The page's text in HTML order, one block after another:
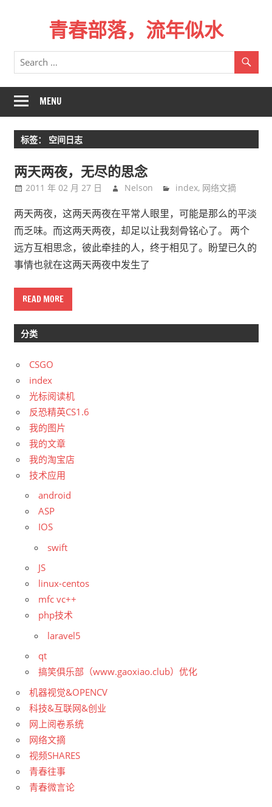
青春部落，流年似水
青
春
一
场
远
行，
记
不
起
来
时
的
路。
MENU
标签： 空间日志
两天两夜，无尽的思念
2011 年 02 月 27 日 Nelson index, 网络文摘
两天两夜，这两天两夜在平常人眼里，可能是那么的平淡
而乏味。而这两天两夜，却足以让我刻骨铭心了。 两个
远方互相思念，彼此牵挂的人，终于相见了。盼望已久的
事情也就在这两天两夜中发生了
READ MORE
分类
CSGO
index
光标阅读机
反恐精英CS1.6
我的图片
我的文章
我的淘宝店
技术应用
android
ASP
IOS
swift
JS
linux-centos
mfc vc++
php技术
laravel5
qt
搞笑俱乐部（www.gaoxiao.club）优化
机器视觉&OPENCV
科技&互联网&创业
网上阅卷系统
网络文摘
视频SHARES
青春往事
青春微言论